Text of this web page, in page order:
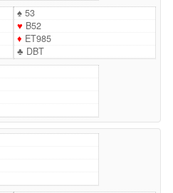
♠53
♥ B52
♦ ET985
♣ DBT